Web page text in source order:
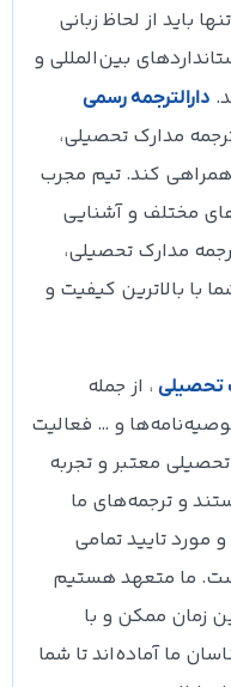
باید از لحاظ زبانی
بین‌المللی و
دارالترجمه رسمی
مدارک تحصیلی،
کند. تیم مجرب
مختلف و آشنایی
مدارک تحصیلی،
با بالاترین کیفیت و
تحصیلی ، از جمله
و … فعالیت
معتبر و تجربه
و ترجمه‌های ما
مورد تایید تمامی
ما متعهد هستیم
زمان ممکن و با
ما آماده‌اند تا شما